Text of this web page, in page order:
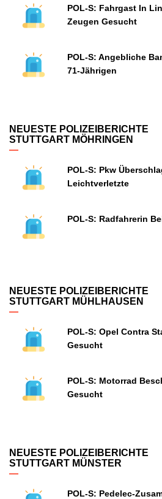
POL-S: Fahrgast In
Zeugen Gesucht
POL-S: Angebliche
71-Jährigen
NEUESTE POLIZEIBERICHTE
STUTTGART MÖHRINGEN
POL-S: Pkw
Leichtverletzte
POL-S: Radfahrerin
NEUESTE POLIZEIBERICHTE
STUTTGART MÜHLHAUSEN
POL-S: Opel Contra
Gesucht
POL-S: Motorrad
Gesucht
NEUESTE POLIZEIBERICHTE
STUTTGART MÜNSTER
POL-S: Pedelec-